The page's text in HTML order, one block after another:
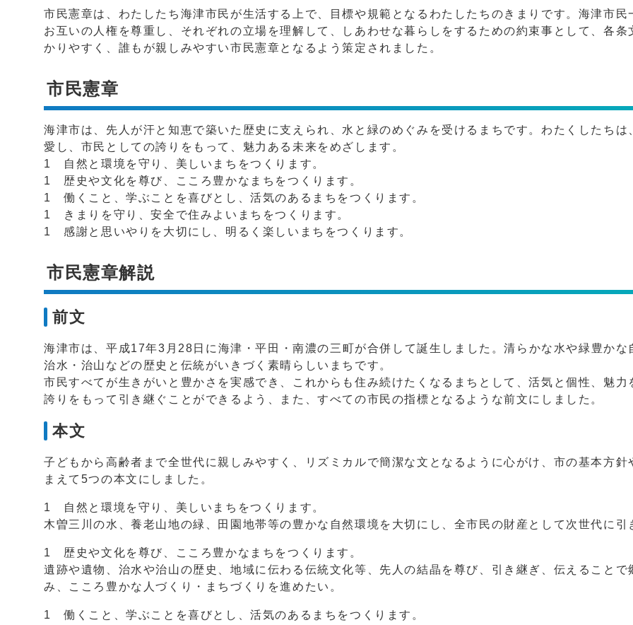
市民憲章は、わたしたち海津市民が生活する上で、目標や規範となるわたしたちのきまりです。海津市民
お互いの人権を尊重し、それぞれの立場を理解して、しあわせな暮らしをするための約束事として、各条
かりやすく、誰もが親しみやすい市民憲章となるよう策定されました。
市民憲章
海津市は、先人が汗と知恵で築いた歴史に支えられ、水と緑のめぐみを受けるまちです。わたくしたちは
愛し、市民としての誇りをもって、魅力ある未来をめざします。
1 自然と環境を守り、美しいまちをつくります。
1 歴史や文化を尊び、こころ豊かなまちをつくります。
1 働くこと、学ぶことを喜びとし、活気のあるまちをつくります。
1 きまりを守り、安全で住みよいまちをつくります。
1 感謝と思いやりを大切にし、明るく楽しいまちをつくります。
市民憲章解説
前文
海津市は、平成17年3月28日に海津・平田・南濃の三町が合併して誕生しました。清らかな水や緑豊かな
治水・治山などの歴史と伝統がいきづく素晴らしいまちです。
市民すべてが生きがいと豊かさを実感でき、これからも住み続けたくなるまちとして、活気と個性、魅力
誇りをもって引き継ぐことができるよう、また、すべての市民の指標となるような前文にしました。
本文
子どもから高齢者まで全世代に親しみやすく、リズミカルで簡潔な文となるように心がけ、市の基本方針
まえて5つの本文にしました。
1 自然と環境を守り、美しいまちをつくります。
木曽三川の水、養老山地の緑、田園地帯等の豊かな自然環境を大切にし、全市民の財産として次世代に引
1 歴史や文化を尊び、こころ豊かなまちをつくります。
遺跡や遺物、治水や治山の歴史、地域に伝わる伝統文化等、先人の結晶を尊び、引き継ぎ、伝えることで
み、こころ豊かな人づくり・まちづくりを進めたい。
1 働くこと、学ぶことを喜びとし、活気のあるまちをつくります。